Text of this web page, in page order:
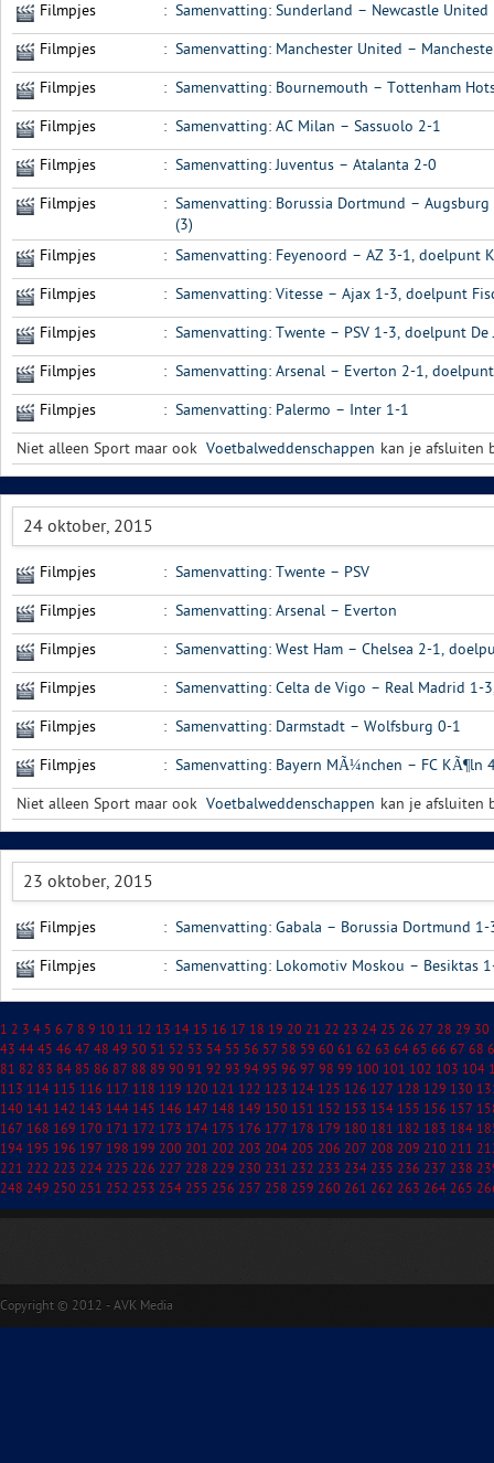
Filmpjes : Samenvatting: Sunderland – Newcastle United
Filmpjes : Samenvatting: Manchester United –
Filmpjes : Samenvatting: Bournemouth – Tottenham
Filmpjes : Samenvatting: AC Milan – Sassuolo 2-1
Filmpjes : Samenvatting: Juventus – Atalanta 2-0
Filmpjes : Samenvatting: Borussia Dortmund –
(3)
Filmpjes
: Samenvatting: Feyenoord – AZ 3-1, doelpunt
Filmpjes : Samenvatting: Vitesse – Ajax 1-3, doelpunt
Filmpjes : Samenvatting: Twente – PSV 1-3, doelpunt
Filmpjes : Samenvatting: Arsenal – Everton 2-1,
Filmpjes : Samenvatting: Palermo – Inter 1-1
Niet alleen Sport maar ook Voetbalweddenschappen kan je afsluiten
24 oktober, 2015
Filmpjes : Samenvatting: Twente – PSV
Filmpjes : Samenvatting: Arsenal – Everton
Filmpjes : Samenvatting: West Ham – Chelsea 2-1,
Filmpjes : Samenvatting: Celta de Vigo – Real Madrid 1-
Filmpjes : Samenvatting: Darmstadt – Wolfsburg 0-1
Filmpjes : Samenvatting: Bayern MÃ¼nchen – FC KÃ¶ln
Niet alleen Sport maar ook Voetbalweddenschappen kan je afsluiten
23 oktober, 2015
Filmpjes : Samenvatting: Gabala – Borussia Dortmund
Filmpjes : Samenvatting: Lokomotiv Moskou – Besiktas
1 2 3 4 5 6 7 8 9 10 11 12 13 14 15 16 17 18 19 20 21 22 23 24 25 26 27 28 29 30
43 44 45 46 47 48 49 50 51 52 53 54 55 56 57 58 59 60 61 62 63 64 65 66 67 68
81 82 83 84 85 86 87 88 89 90 91 92 93 94 95 96 97 98 99 100 101 102 103 104
113 114 115 116 117 118 119 120 121 122 123 124 125 126 127 128 129 130
140 141 142 143 144 145 146 147 148 149 150 151 152 153 154 155 156 157
167 168 169 170 171 172 173 174 175 176 177 178 179 180 181 182 183 184
194 195 196 197 198 199 200 201 202 203 204 205 206 207 208 209 210 211
221 222 223 224 225 226 227 228 229 230 231 232 233 234 235 236 237 238
248 249 250 251 252 253 254 255 256 257 258 259 260 261 262 263 264 265
Copyright © 2012 - AVK Media